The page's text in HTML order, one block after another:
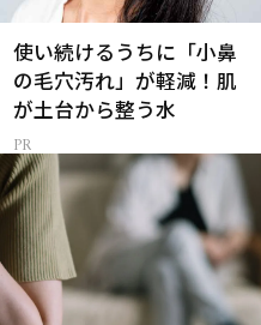
使い続けるうちに「小鼻
の毛穴汚れ」が軽減！肌
が土台から整う水